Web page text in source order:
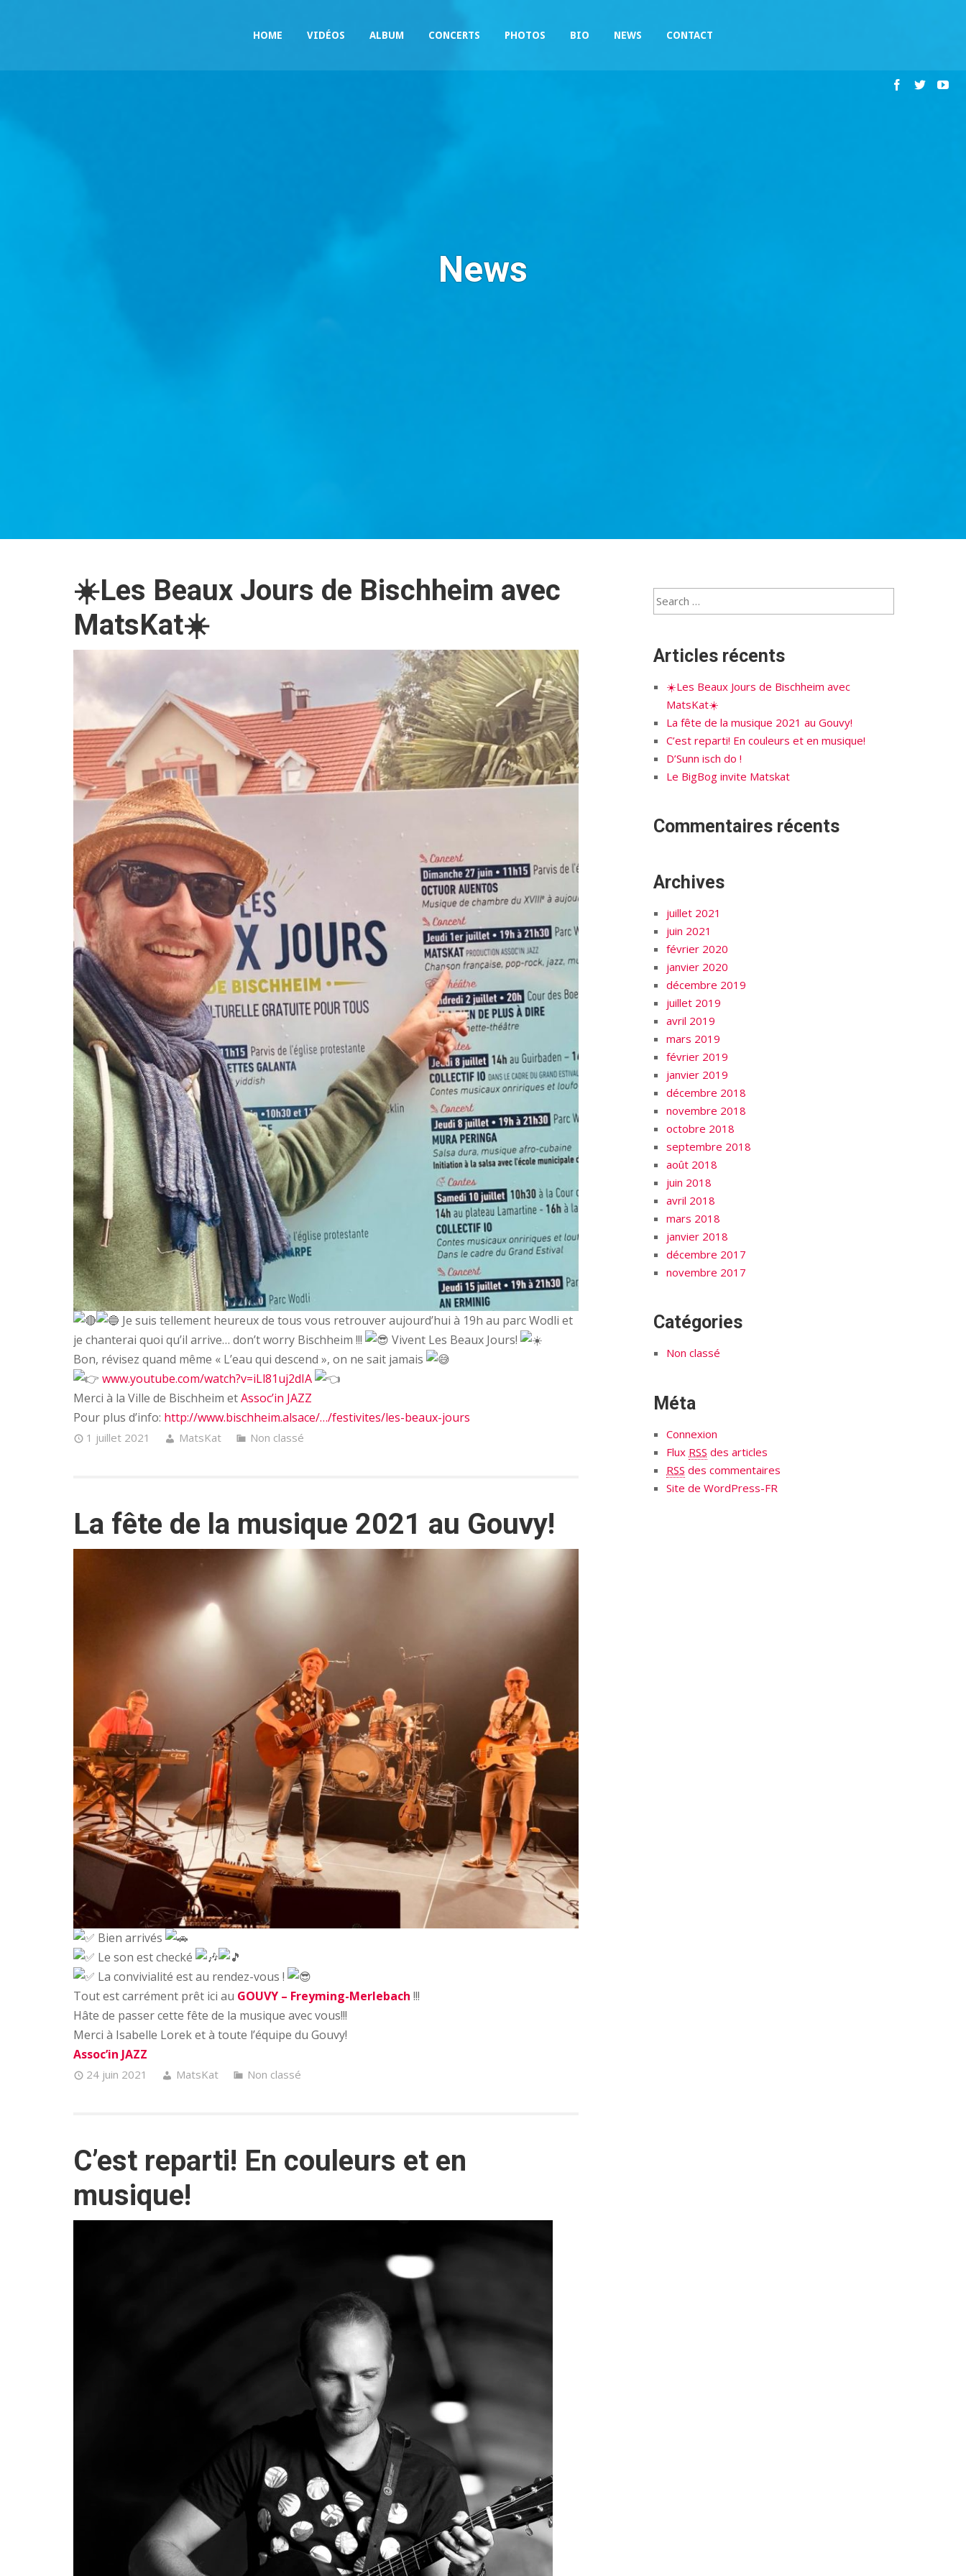
HOME VIDÉOS ALBUM CONCERTS PHOTOS BIO NEWS CONTACT
News
☀️Les Beaux Jours de Bischheim avec
MatsKat☀️
Je suis tellement heureux de tous vous retrouver aujourd’hui à 19h au parc Wodli et
je chanterai quoi qu’il arrive… don’t worry Bischheim !!!
Vivent Les Beaux Jours!
Bon, révisez quand même « L’eau qui descend », on ne sait jamais
www.youtube.com/watch?v=iLl81uj2dIA
Merci à la Ville de Bischheim etAssoc’in JAZZ
Pour plus d’info: http://www.bischheim.alsace/…/festivites/les-beaux-jours
1 juillet 2021 MatsKat Non classé
La fête de la musique 2021 au Gouvy!
Bien arrivés
Le son est checké
La convivialité est au rendez-vous !
Tout est carrément prêt ici au GOUVY – Freyming-Merlebach !!!
Hâte de passer cette fête de la musique avec vous!!!
Merci à Isabelle Lorek et à toute l’équipe du Gouvy!
Assoc’in JAZZ
24 juin 2021 MatsKat Non classé
C’est reparti! En couleurs et en
musique!
Articles récents
☀️Les Beaux Jours de Bischheim avec
MatsKat☀️
La fête de la musique 2021 au Gouvy!
C’est reparti! En couleurs et en musique!
D’Sunn isch do !
Le BigBog invite Matskat
Commentaires récents
Archives
juillet 2021
juin 2021
février 2020
janvier 2020
décembre 2019
juillet 2019
avril 2019
mars 2019
février 2019
janvier 2019
décembre 2018
novembre 2018
octobre 2018
septembre 2018
août 2018
juin 2018
avril 2018
mars 2018
janvier 2018
décembre 2017
novembre 2017
Catégories
Non classé
Méta
Connexion
Flux RSS des articles
RSS des commentaires
Site de WordPress-FR